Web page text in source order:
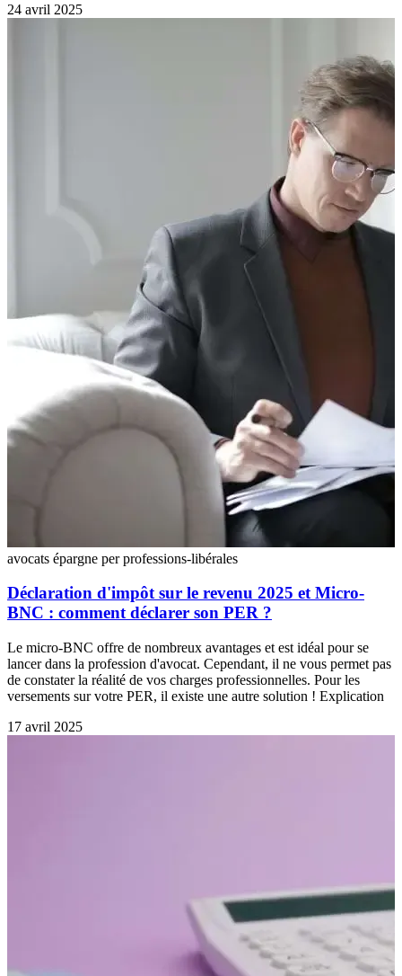
24 avril 2025
avocats épargne perprofessions-libérales
Déclaration d'impôt sur le revenu 2025 et Micro-
BNC : comment déclarer son PER ?
Le micro-BNC offre de nombreux avantages et est idéal pour se
lancer dans la profession d'avocat. Cependant, il ne vous permet pas
de constater la réalité de vos charges professionnelles. Pour les
versements sur votre PER, il existe une autre solution ! Explication
17 avril 2025